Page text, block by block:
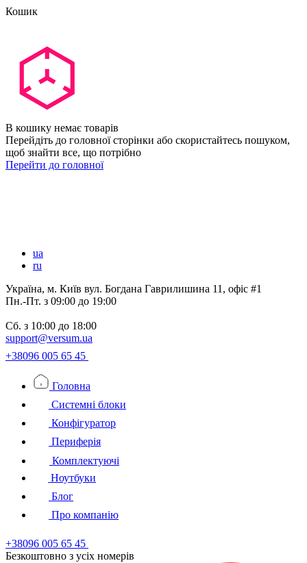
Кошик
В кошику немає товарів
Перейдіть до головної сторінки або скористайтесь пошуком,
щоб знайти все, що потрібно
Перейти до головної
ua
ru
Україна, м. Київ вул. Богдана Гаврилишина 11, офіс #1
Пн.-Пт. з 09:00 до 19:00
Сб. з 10:00 до 18:00
support@versum.ua
+38096 005 65 45
Головна
Системні блоки
Конфігуратор
Периферія
Комплектуючі
Ноутбуки
Блог
Про компанію
+38096 005 65 45
Безкоштовно з усiх номерiв